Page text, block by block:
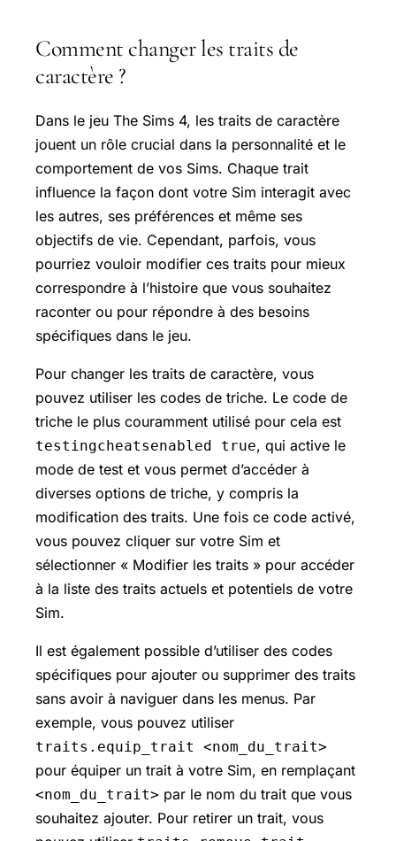
Comment changer les traits de
caractère ?
Dans le jeu The Sims 4, les traits de caractère
jouent un rôle crucial dans la personnalité et le
comportement de vos Sims. Chaque trait
influence la façon dont votre Sim interagit avec
les autres, ses préférences et même ses
objectifs de vie. Cependant, parfois, vous
pourriez vouloir modifier ces traits pour mieux
correspondre à l’histoire que vous souhaitez
raconter ou pour répondre à des besoins
spécifiques dans le jeu.
Pour changer les traits de caractère, vous
pouvez utiliser les codes de triche. Le code de
triche le plus couramment utilisé pour cela est
testingcheatsenabled true, qui active le
mode de test et vous permet d’accéder à
diverses options de triche, y compris la
modification des traits. Une fois ce code activé,
vous pouvez cliquer sur votre Sim et
sélectionner « Modifier les traits » pour accéder
à la liste des traits actuels et potentiels de votre
Sim.
Il est également possible d’utiliser des codes
spécifiques pour ajouter ou supprimer des traits
sans avoir à naviguer dans les menus. Par
exemple, vous pouvez utiliser
traits.equip_trait <nom_du_trait>
pour équiper un trait à votre Sim, en remplaçant
<nom_du_trait> par le nom du trait que vous
souhaitez ajouter. Pour retirer un trait, vous